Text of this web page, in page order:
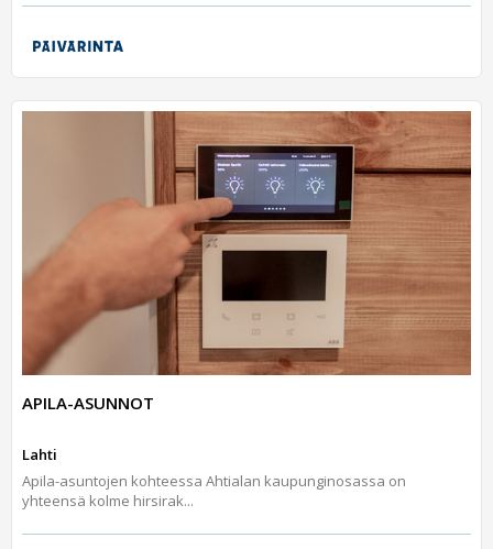
APILA-ASUNNOT
Lahti
Apila-asuntojen kohteessa Ahtialan kaupunginosassa on
yhteensä kolme hirsirak...